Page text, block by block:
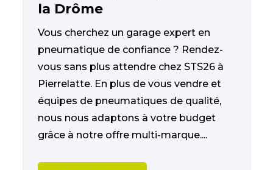
la Drôme
Vous cherchez un garage expert en
pneumatique de confiance ? Rendez-
vous sans plus attendre chez STS26 à
Pierrelatte. En plus de vous vendre et
équipes de pneumatiques de qualité,
nous nous adaptons à votre budget
grâce à notre offre multi-marque....